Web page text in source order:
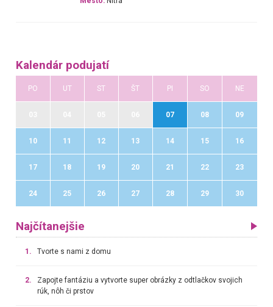
Kalendár podujatí
PO UT ST ŠT PI SO NE
07 08 09
10 11 12 13 14 15 16
17 18 19 20 21 22 23
24 25 26 27 28 29 30
Najčítanejšie
1. Tvorte s nami z domu
2.
Zapojte fantáziu a vytvorte super obrázky z odtlačkov svojich
rúk, nôh či prstov